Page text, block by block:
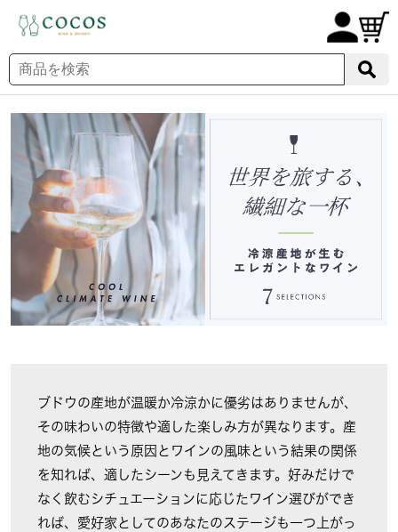
ブドウの産地が温暖か冷涼かに優劣はありませんが、
その味わいの特徴や適した楽しみ方が異なります。産
地の気候という原因とワインの風味という結果の関係
を知れば、適したシーンも見えてきます。好みだけで
なく飲むシチュエーションに応じたワイン選びができ
れば、愛好家としてのあなたのステージも一つ上がっ